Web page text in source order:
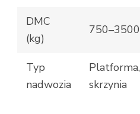
DMC
(kg)
750–3500
Typ
nadwozia
Platforma,
skrzynia